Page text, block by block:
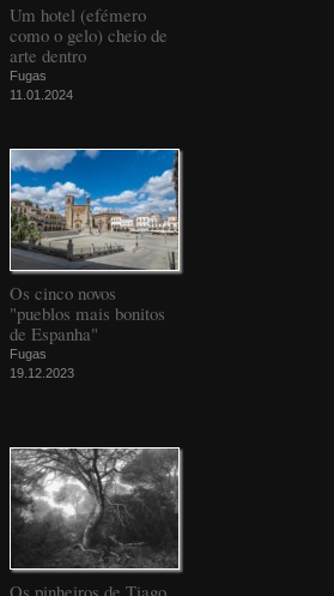
Um hotel (efémero
como o gelo) cheio de
arte dentro
Fugas
11.01.2024
Os cinco novos
"pueblos mais bonitos
de Espanha"
Fugas
19.12.2023
Os pinheiros de Tiago